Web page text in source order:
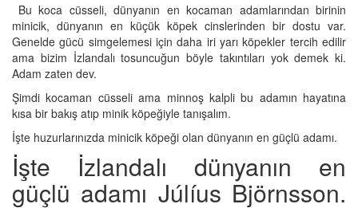
Bu koca cüsseli, dünyanın en kocaman adamlarından birinin
minicik, dünyanın en küçük köpek cinslerinden bir dostu var.
Genelde gücü simgelemesi için daha iri yarı köpekler tercih edilir
ama bizim İzlandalı tosuncuğun böyle takıntıları yok demek ki.
Adam zaten dev.
Şimdi kocaman cüsseli ama minnoş kalpli bu adamın hayatına
kısa bir bakış atıp minik köpeğiyle tanışalım.
İşte huzurlarınızda minicik köpeği olan dünyanın en güçlü adamı.
İşte İzlandalı dünyanın en
güçlü adamı Júlíus Björnsson.